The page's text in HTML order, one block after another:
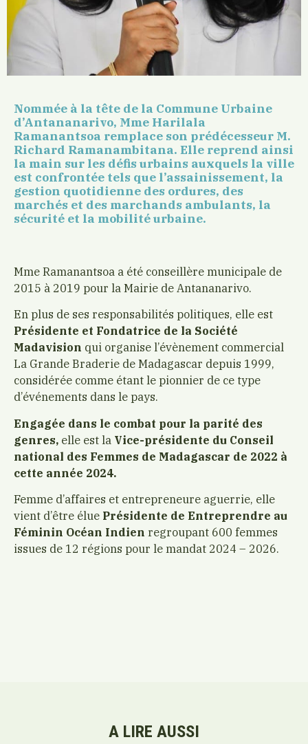
Nommée à la tête de la Commune Urbaine
d’Antananarivo, Mme Harilala
Ramanantsoa remplace son prédécesseur M.
Richard Ramanambitana. Elle reprend ainsi
la main sur les défis urbains auxquels la ville
est confrontée tels que l’assainissement, la
gestion quotidienne des ordures, des
marchés et des marchands ambulants, la
sécurité et la mobilité urbaine.
Mme Ramanantsoa a été conseillère municipale de
2015 à 2019 pour la Mairie de Antananarivo.
En plus de ses responsabilités politiques, elle est
Présidente et Fondatrice de la Société
Madavision qui organise l’évènement commercial
La Grande Braderie de Madagascar depuis 1999,
considérée comme étant le pionnier de ce type
d’événements dans le pays.
Engagée dans le combat pour la parité des
genres, elle est la Vice-présidente du Conseil
national des Femmes de Madagascar de 2022 à
cette année 2024.
Femme d’affaires et entrepreneure aguerrie, elle
vient d’être élue Présidente de Entreprendre au
Féminin Océan Indien regroupant 600 femmes
issues de 12 régions pour le mandat 2024 – 2026.
A LIRE AUSSI